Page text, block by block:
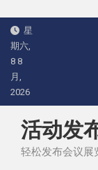
Skip
content
星
期六,
8 8
月,
2026
活动发
轻松发布会议展